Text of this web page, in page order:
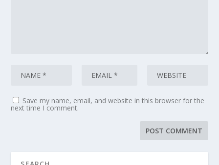
Save my name, email, and website in this browser for the
next time I comment.